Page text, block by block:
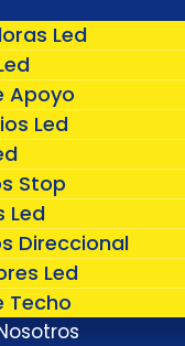
Led
Apoyo
Led
Stop
Led
Direccional
Led
Techo